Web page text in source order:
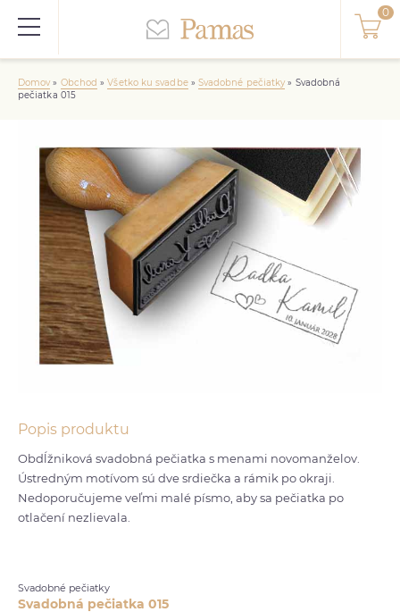
Domov» Obchod »Všetko ku svadbe» Svadobné pečiatky » Svadobná
pečiatka 015
Popis produktu
Obdĺžniková svadobná pečiatka s menami novomanželov.
Ústredným motívom sú dve srdiečka a rámik po okraji.
Nedoporučujeme veľmi malé písmo, aby sa pečiatka po
otlačení nezlievala.
Svadobné pečiatky
Svadobná pečiatka 015